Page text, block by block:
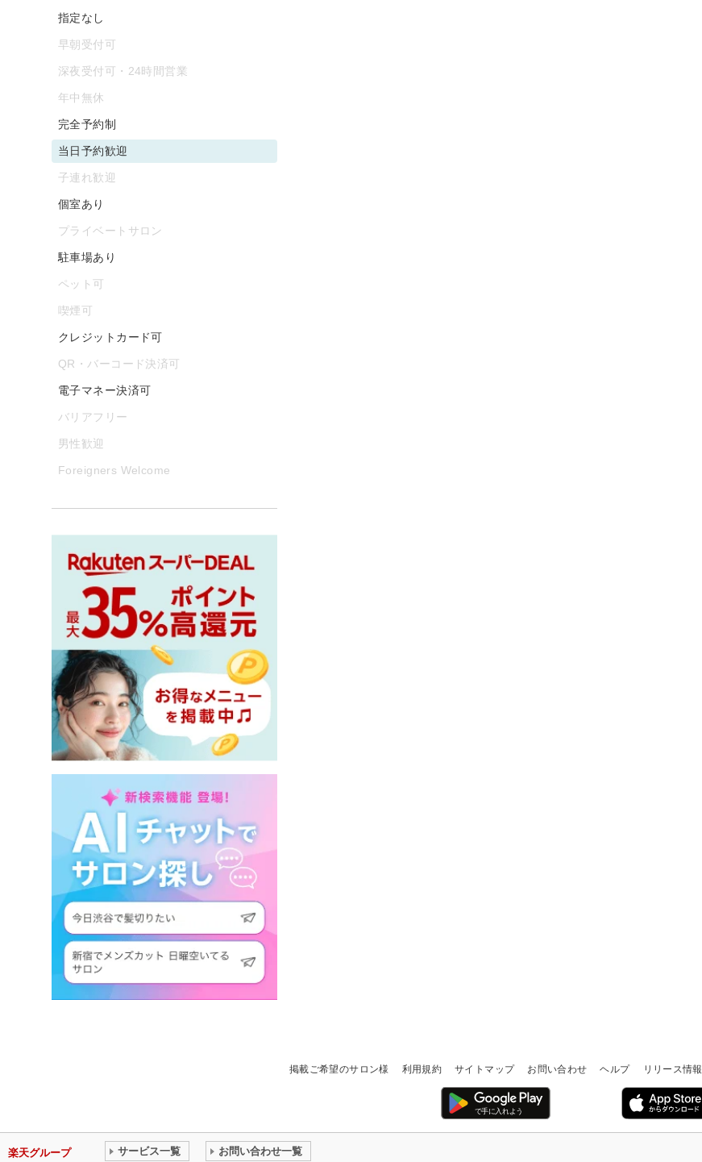
指定なし
早朝受付可
深夜受付可・24時間営業
年中無休
完全予約制
当日予約歓迎
子連れ歓迎
個室あり
プライベートサロン
駐車場あり
ペット可
喫煙可
クレジットカード可
QR・バーコード決済可
電子マネー決済可
バリアフリー
男性歓迎
Foreigners Welcome
掲載ご希望のサロン様 利用規約 サイトマップ お問い合わせ ヘルプ リリース情報
楽天グループ サービス一覧 お問い合わせ一覧